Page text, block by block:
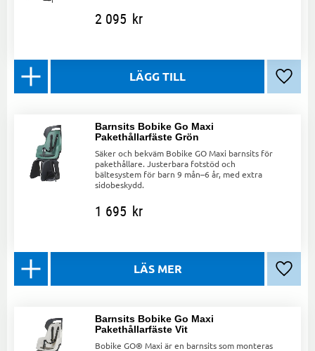
2 095 kr
Lägg
Barnsits Bobike Go Maxi
Pakethållarfäste Grön
Säker och bekväm Bobike GO Maxi barnsits för
pakethållare. Justerbara fotstöd och
bältesystem för barn 9 mån–6 år, med extra
sidobeskydd.
1 695 kr
Lägg
Barnsits Bobike Go Maxi
Pakethållarfäste Vit
Bobike GO® Maxi är en barnsits som monteras